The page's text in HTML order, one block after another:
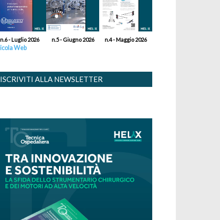
n.6 - Luglio 2026 n.5 - Giugno 2026 n.4 - Maggio 2026
Web
ISCRIVITI ALLA NEWSLETTER